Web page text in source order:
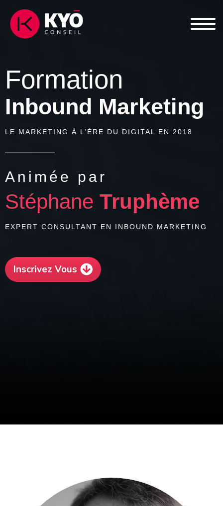
Formation
Inbound Marketing
LE MARKETING À L’ÈRE DU DIGITAL EN 2018
Animée par
Stéphane Truphème
EXPERT CONSULTANT EN INBOUND MARKETING
Inscrivez Vous